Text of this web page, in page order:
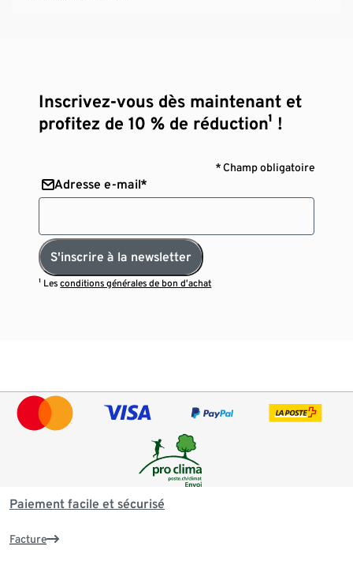
Inscrivez-vous dès maintenant et
profitez de 10 % de réduction¹ !
* Champ obligatoire
Adresse e-mail*
S'inscrire à la newsletter
¹ Lesconditions générales de bon d’achat
Paiement facile et sécurisé
Facture